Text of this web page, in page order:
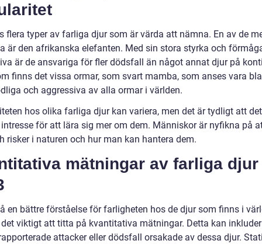
flera typer av farliga djur som är värda att nämna. En av de
är den afrikanska elefanten. Med sin stora styrka och
är de ansvariga för fler dödsfall än något annat djur på
finns det vissa ormar, som svart mamba, som anses vara
och aggressiva av alla ormar i världen.
hos olika farliga djur kan variera, men det är tydligt att
för att lära sig mer om dem. Människor är nyfikna på
risker i naturen och hur man kan hantera dem.
mätningar av farliga djur
en bättre förståelse för farligheten hos de djur som finns i
viktigt att titta på kvantitativa mätningar. Detta kan
attacker eller dödsfall orsakade av dessa djur.